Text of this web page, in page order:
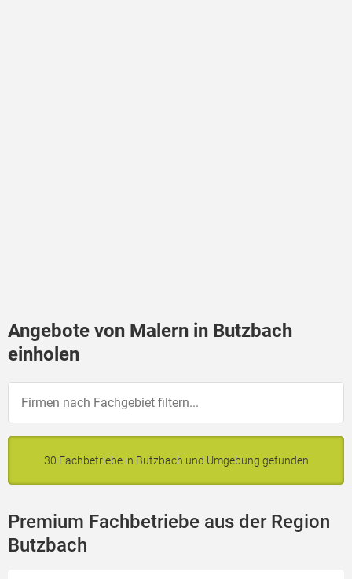
Angebote von Malern in Butzbach
einholen
30 Fachbetriebe in Butzbach und Umgebung gefunden
Premium Fachbetriebe aus der Region
Butzbach